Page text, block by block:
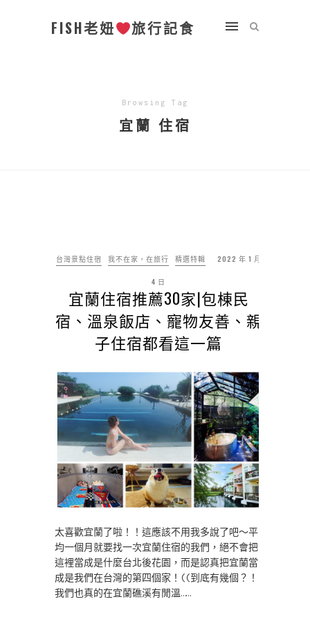
FISH老妞 旅行記食
Browsing Tag
宜蘭 住宿
台灣景點住宿 我不在家，在旅行 精選特輯 2022 年 1 月
4 日
宜蘭住宿推薦30家|包棟民
宿、溫泉飯店、寵物友善、親
子住宿都看這一篇
太喜歡宜蘭了啦！！這應該不用我多說了吧～平
均一個月就要找一次宜蘭住宿的我們，絕不會把
這裡當成是什麼台北後花園，而是認真把宜蘭當
成是我們在台灣的第四個家！((到底有幾個？！
我們也真的在宜蘭礁溪有閒溫……